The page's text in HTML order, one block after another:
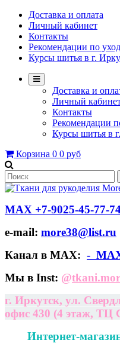
Доставка и оплата
Личный кабинет
Контакты
Рекомендации по
Курсы шитья в г.
Доставка и
Личный
Контакты
Рекомендации
Курсы шитья в
Корзина 0 0 руб
МАХ +7-9025-45-77-
e-mail: more38@list.ru
Канал в МАХ: -
Мы в Inst: @
г. Иркутск, ул.
офис 430 (4 этаж, ТЦ
Интернет-